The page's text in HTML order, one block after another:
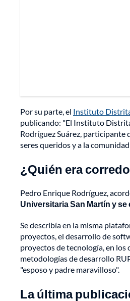
Por su parte, el Instituto
publicando: "El Instituto
Rodríguez Suárez, participante
seres queridos y a la
¿Quién era
Pedro Enrique Rodríguez,
Universitaria San Martín y
Se describía en la misma
proyectos, el desarrollo de
proyectos de tecnología, en
metodologías de desarrollo
"esposo y padre maravilloso".
La última